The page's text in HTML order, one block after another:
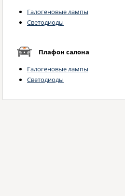
Галогеновые лампы
Светодиоды
Плафон салона
Галогеновые лампы
Светодиоды